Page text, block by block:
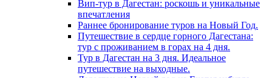
Вип-тур в Дагестан: роскошь и уникальные
впечатления
Раннее бронирование туров на Новый Год.
Путешествие в сердце горного Дагестана:
тур с проживанием в горах на 4 дня.
Тур в Дагестан на 3 дня. Идеальное
путешествие на выходные.